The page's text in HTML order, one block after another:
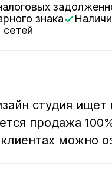
знака
сетей
студия ищет
продажа
можно